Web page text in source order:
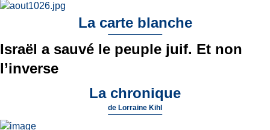
La carte blanche
Israël a sauvé le peuple juif. Et non
l’inverse
La chronique
de Lorraine Kihl